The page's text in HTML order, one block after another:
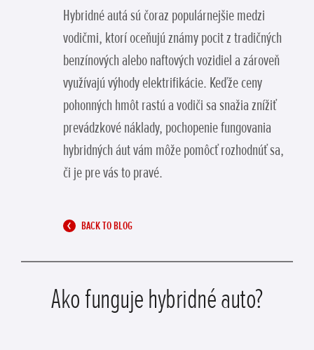
Hybridné autá sú čoraz populárnejšie medzi
vodičmi, ktorí oceňujú známy pocit z tradičných
benzínových alebo naftových vozidiel a zároveň
využívajú výhody elektrifikácie. Keďže ceny
pohonných hmôt rastú a vodiči sa snažia znížiť
prevádzkové náklady, pochopenie fungovania
hybridných áut vám môže pomôcť rozhodnúť sa,
či je pre vás to pravé.
BACK TO BLOG
Ako funguje hybridné auto?